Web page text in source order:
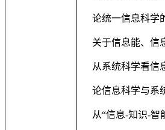
论统一信息科学
关于信息能、信
从系统科学看信
论信息科学与系
从“信息-知识-智